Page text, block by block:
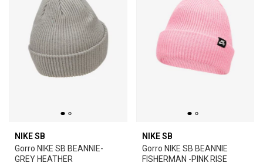
NIKE SB
Gorro NIKE SB BEANNIE-
GREY HEATHER
NIKE SB
Gorro NIKE SB BEANNIE
FISHERMAN -PINK RISE